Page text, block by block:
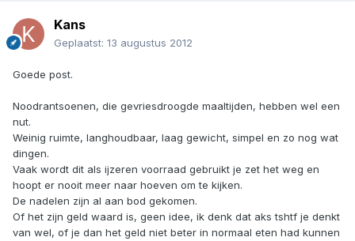
Kans
Geplaatst: 13 augustus 2012
Goede post.
Noodrantsoenen, die gevriesdroogde maaltijden, hebben wel een
nut.
Weinig ruimte, langhoudbaar, laag gewicht, simpel en zo nog wat
dingen.
Vaak wordt dit als ijzeren voorraad gebruikt je zet het weg en
hoopt er nooit meer naar hoeven om te kijken.
De nadelen zijn al aan bod gekomen.
Of het zijn geld waard is, geen idee, ik denk dat aks tshtf je denkt
van wel, of je dan het geld niet beter in normaal eten had kunnen